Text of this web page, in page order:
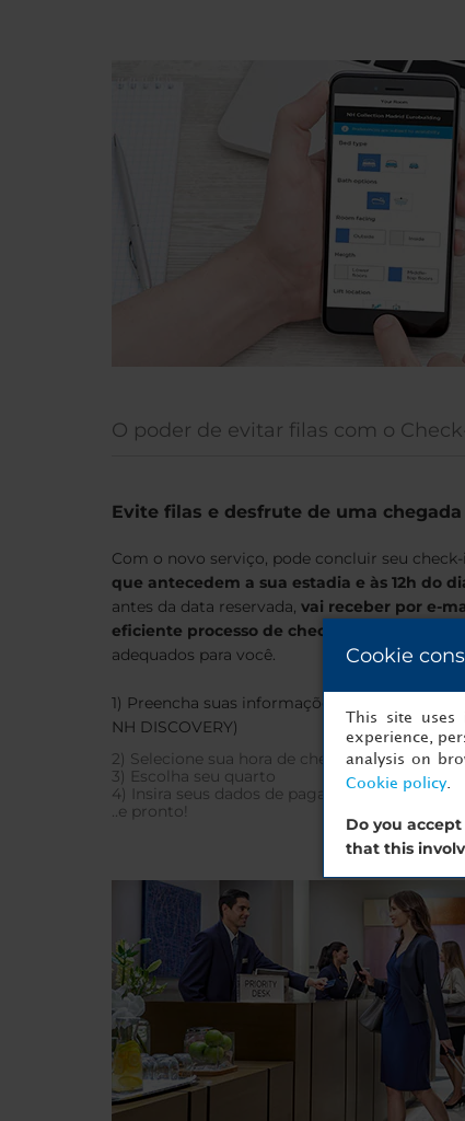
O poder de evitar filas com o
Evite filas e desfrute de uma
Com o novo serviço, pode concluir seu
que antecedem a sua estadia e às 12h do
antes da data reservada, vai receber por e-
eficiente processo de check-in online
adequados para você.
1) Preencha suas informações pessoais (ou
NH DISCOVERY)
2) Selecione sua hora de chegada
3) Escolha seu quarto
4) Insira seus dados de pagamento para
..e pronto!
Cookie
This site
experience,
analysis on
Cookie policy.
Do you
that this